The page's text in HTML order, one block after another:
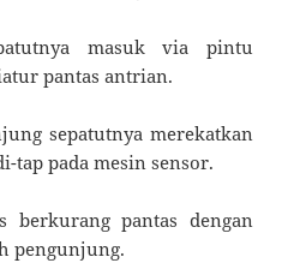
masuk via pintu
pantas antrian.
sepatutnya merekatkan
tap pada mesin sensor.
berkurang pantas dengan
pengunjung.